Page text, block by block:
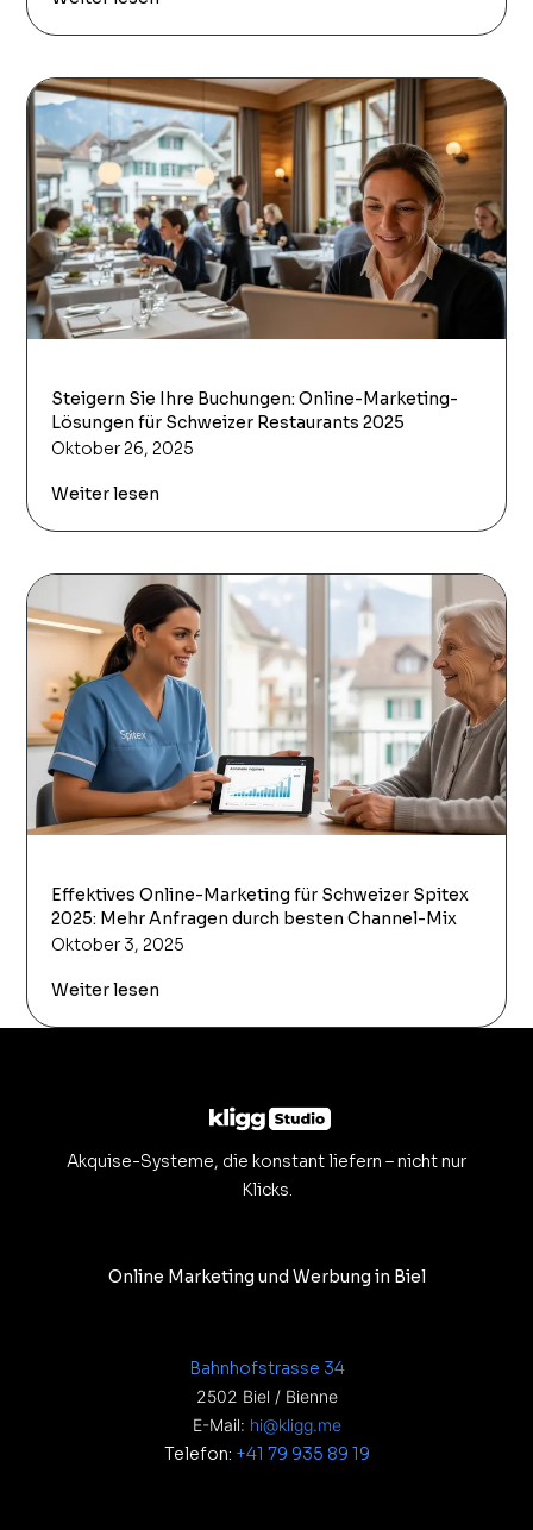
Steigern Sie Ihre Buchungen: Online-Marketing-
Lösungen für Schweizer Restaurants 2025
Oktober 26, 2025
Weiter lesen
Effektives Online-Marketing für Schweizer Spitex
2025: Mehr Anfragen durch besten Channel-Mix
Oktober 3, 2025
Weiter lesen
Akquise-Systeme, die konstant liefern – nicht nur
Klicks.
Online Marketing und Werbung in Biel
Bahnhofstrasse 34
2502 Biel / Bienne
E-Mail: hi@kligg.me
Telefon: +41 79 935 89 19